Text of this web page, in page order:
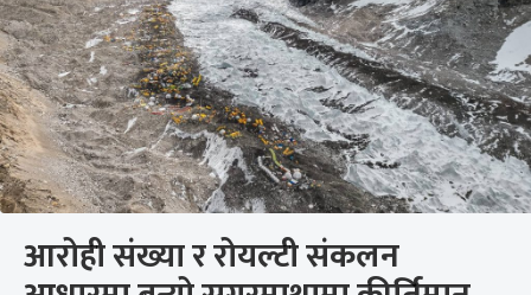
आरोही संख्या र रोयल्टी संकलन